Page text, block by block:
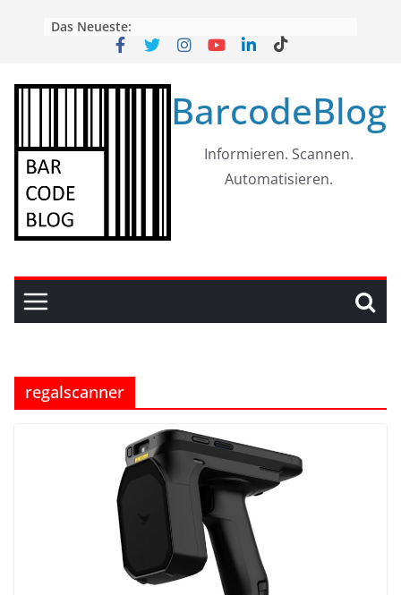
Das Neueste:
BarcodeBlog
Informieren. Scannen.
Automatisieren.
regalscanner